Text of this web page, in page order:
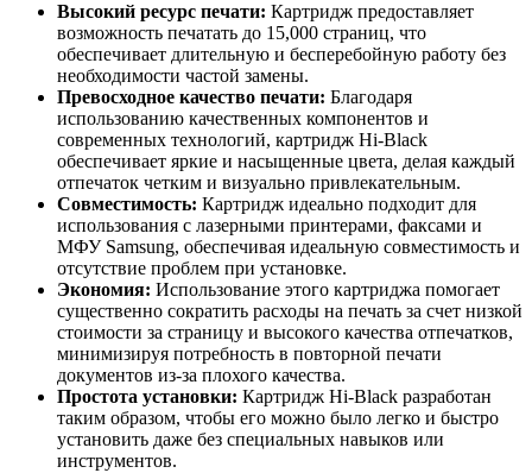
Высокий ресурс печати: Картридж предоставляет
возможность печатать до 15,000 страниц, что
обеспечивает длительную и бесперебойную работу без
необходимости частой замены.
Превосходное качество печати: Благодаря
использованию качественных компонентов и
современных технологий, картридж Hi-Black
обеспечивает яркие и насыщенные цвета, делая каждый
отпечаток четким и визуально привлекательным.
Совместимость: Картридж идеально подходит для
использования с лазерными принтерами, факсами и
МФУ Samsung, обеспечивая идеальную совместимость и
отсутствие проблем при установке.
Экономия: Использование этого картриджа помогает
существенно сократить расходы на печать за счет низкой
стоимости за страницу и высокого качества отпечатков,
минимизируя потребность в повторной печати
документов из-за плохого качества.
Простота установки: Картридж Hi-Black разработан
таким образом, чтобы его можно было легко и быстро
установить даже без специальных навыков или
инструментов.